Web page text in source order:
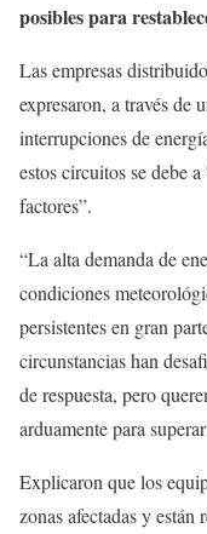
posibles para
Las empresas
expresaron, a través de
interrupciones de
estos circuitos se debe
factores”.
“La alta demanda de
condiciones
persistentes en gran
circunstancias han
de respuesta, pero
arduamente para
Explicaron que los
zonas afectadas y están